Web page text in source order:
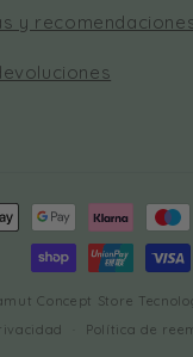
y
Concept Store
Política de